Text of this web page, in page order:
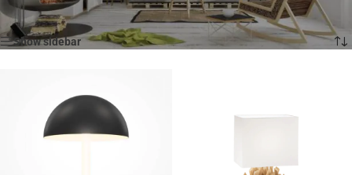
Rodomi visi rezultatai: 3
Show sidebar